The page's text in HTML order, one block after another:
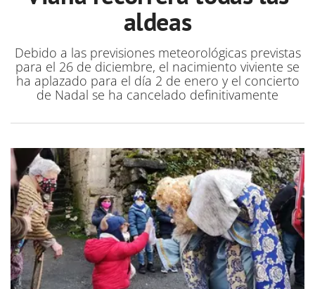
aldeas
Debido a las previsiones meteorológicas previstas
para el 26 de diciembre, el nacimiento viviente se
ha aplazado para el día 2 de enero y el concierto
de Nadal se ha cancelado definitivamente